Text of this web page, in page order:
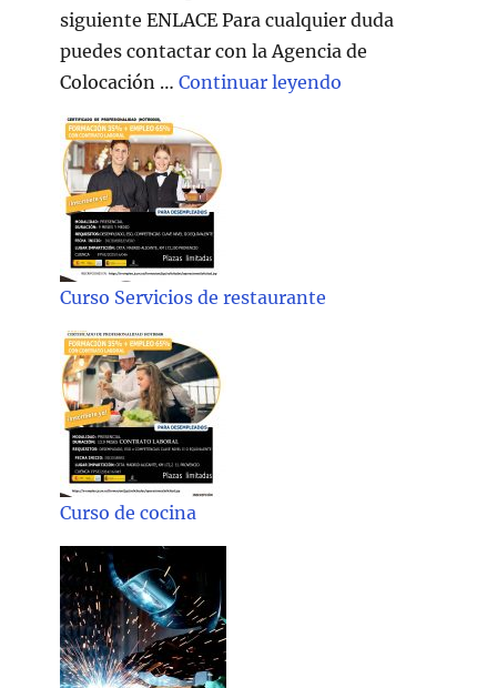
siguiente ENLACE Para cualquier duda
puedes contactar con la Agencia de
Colocación …Continuar leyendo
Curso Servicios de restaurante
Curso de cocina